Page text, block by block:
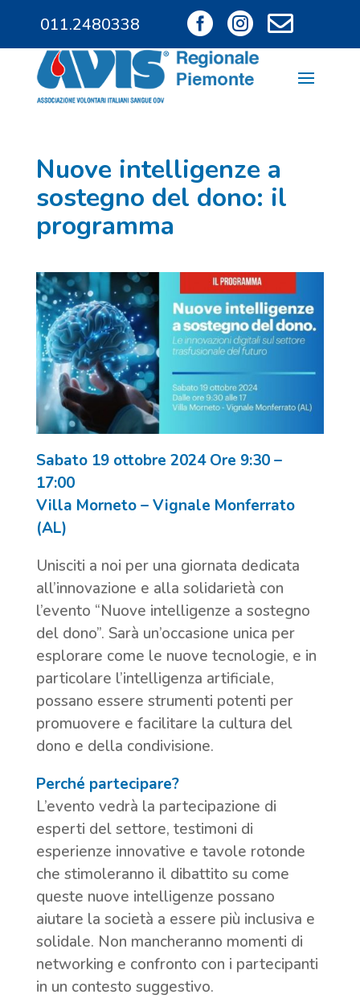
011.2480338
011.9685828
  
Nuove intelligenze a
sostegno del dono: il
programma
Sabato 19 ottobre 2024Ore 9:30 –
17:00
Villa Morneto – Vignale Monferrato
(AL)
Unisciti a noi per una giornata dedicata
all’innovazione e alla solidarietà con
l’evento “Nuove intelligenze a sostegno
del dono”. Sarà un’occasione unica per
esplorare come le nuove tecnologie, e in
particolare l’intelligenza artificiale,
possano essere strumenti potenti per
promuovere e facilitare la cultura del
dono e della condivisione.
Perché partecipare?
L’evento vedrà la partecipazione di
esperti del settore, testimoni di
esperienze innovative e tavole rotonde
che stimoleranno il dibattito su come
queste nuove intelligenze possano
aiutare la società a essere più inclusiva e
solidale. Non mancheranno momenti di
networking e confronto con i partecipanti
in un contesto suggestivo.